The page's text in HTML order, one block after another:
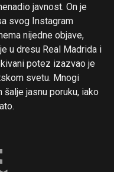
javnost. On je
svog Instagram
nijedne objave,
u dresu Real Madrida i
potez izazvao je
svetu. Mnogi
jasnu poruku, iako